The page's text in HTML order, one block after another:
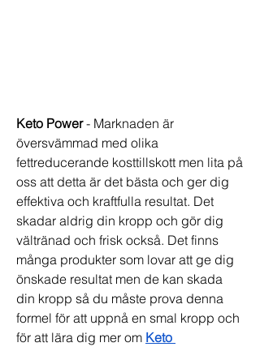
Keto Power - Marknaden är
översvämmad med olika
fettreducerande kosttillskott men lita på
oss att detta är det bästa och ger dig
effektiva och kraftfulla resultat. Det
skadar aldrig din kropp och gör dig
vältränad och frisk också. Det finns
många produkter som lovar att ge dig
önskade resultat men de kan skada
din kropp så du måste prova denna
formel för att uppnå en smal kropp och
för att lära dig mer om Keto